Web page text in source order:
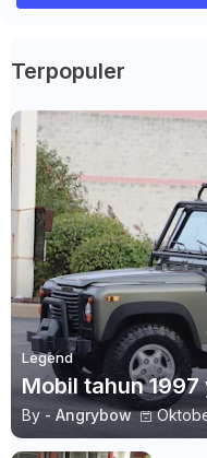
Terpopuler
Legend
Mobil tahun
By - Angrybow